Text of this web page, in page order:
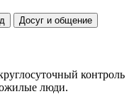
Досуг и общение
контроль
люди.